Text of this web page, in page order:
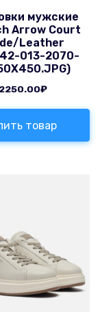
мужские
Arrow Court
Leather
013-2070-
₽
товар